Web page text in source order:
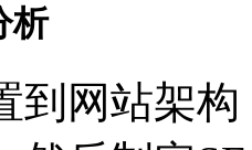
析
到网站架